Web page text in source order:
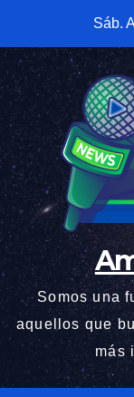
contenido
Sáb.
Somos una
aquellos que
más